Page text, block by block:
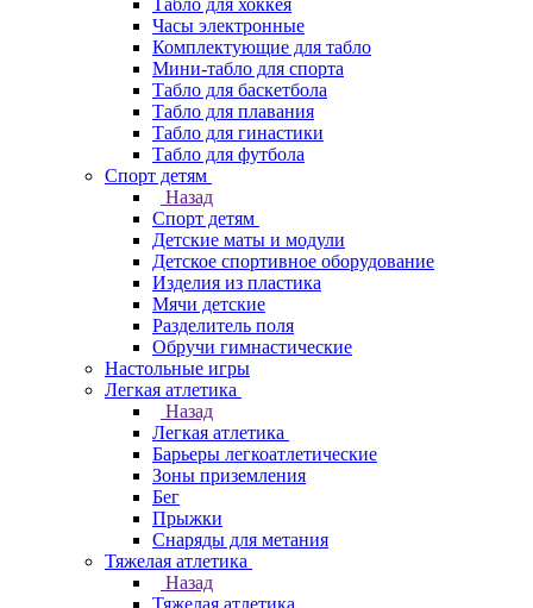
Табло для хоккея
Часы электронные
Комплектующие для табло
Мини-табло для спорта
Табло для баскетбола
Табло для плавания
Табло для гинастики
Табло для футбола
Спорт детям
Назад
Спорт детям
Детские маты и модули
Детское спортивное оборудование
Изделия из пластика
Мячи детские
Разделитель поля
Обручи гимнастические
Настольные игры
Легкая атлетика
Назад
Легкая атлетика
Барьеры легкоатлетические
Зоны приземления
Бег
Прыжки
Снаряды для метания
Тяжелая атлетика
Назад
Тяжелая атлетика